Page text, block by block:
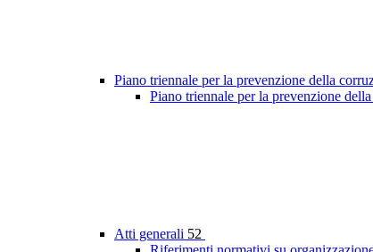
Piano triennale per la prevenzione della
Piano triennale per la prevenzione
Atti generali 52